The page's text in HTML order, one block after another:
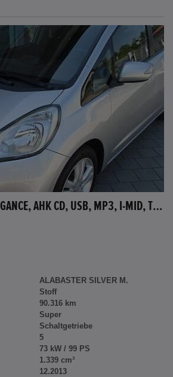
HONDA JAZZ 1.4 ELEGANCE, AHK CD, USB, MP3, I-MID, TEMPOMAT, AUX-IN
ALABASTER SILVER M.
Stoff
90.316 km
Super
Schaltgetriebe
5
73 kW / 99 PS
1.339 cm³
12.2013